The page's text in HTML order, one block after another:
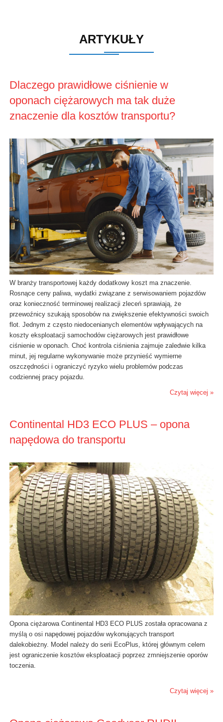
ARTYKUŁY
Dlaczego prawidłowe ciśnienie w
oponach ciężarowych ma tak duże
znaczenie dla kosztów transportu?
W branży transportowej każdy dodatkowy koszt ma znaczenie.
Rosnące ceny paliwa, wydatki związane z serwisowaniem pojazdów
oraz konieczność terminowej realizacji zleceń sprawiają, że
przewoźnicy szukają sposobów na zwiększenie efektywności swoich
flot. Jednym z często niedocenianych elementów wpływających na
koszty eksploatacji samochodów ciężarowych jest prawidłowe
ciśnienie w oponach. Choć kontrola ciśnienia zajmuje zaledwie kilka
minut, jej regularne wykonywanie może przynieść wymierne
oszczędności i ograniczyć ryzyko wielu problemów podczas
codziennej pracy pojazdu.
Czytaj więcej »
Continental HD3 ECO PLUS – opona
napędowa do transportu
Opona ciężarowa Continental HD3 ECO PLUS została opracowana z
myślą o osi napędowej pojazdów wykonujących transport
dalekobieżny. Model należy do serii EcoPlus, której głównym celem
jest ograniczenie kosztów eksploatacji poprzez zmniejszenie oporów
toczenia.
Czytaj więcej »